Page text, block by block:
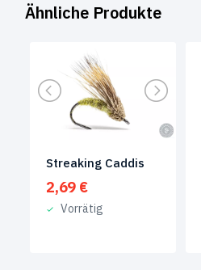
Ähnliche Produkte
Streaking Caddis
2,69 €
Vorrätig